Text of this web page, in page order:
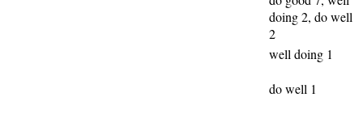
doing 2, do well
2
well doing 1
do well 1